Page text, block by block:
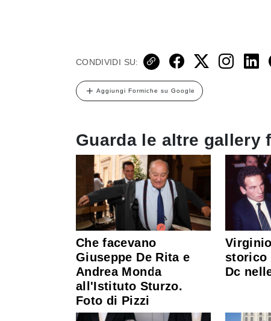
CONDIVIDI SU:
Aggiungi Formiche su Google
Guarda le altre gallery
Che facevano
Giuseppe De Rita e
Andrea Monda
all'Istituto Sturzo.
Foto di Pizzi
storico
Dc